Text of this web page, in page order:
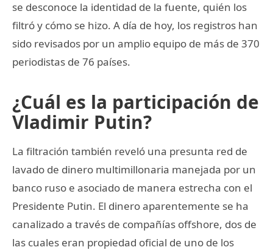
se desconoce la identidad de la fuente, quién los
filtró y cómo se hizo. A día de hoy, los registros han
sido revisados por un amplio equipo de más de 370
periodistas de 76 países.
¿Cuál es la participación de
Vladimir Putin?
La filtración también reveló una presunta red de
lavado de dinero multimillonaria manejada por un
banco ruso e asociado de manera estrecha con el
Presidente Putin. El dinero aparentemente se ha
canalizado a través de compañías offshore, dos de
las cuales eran propiedad oficial de uno de los